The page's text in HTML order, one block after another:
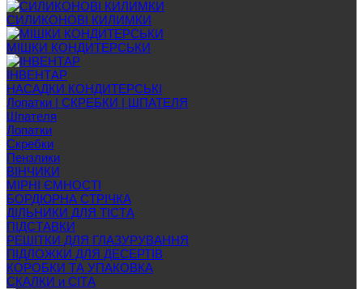
СИЛИКОНОВІ КИЛИМКИ
МІШКИ КОНДИТЕРСЬКИ
ІНВЕНТАР
НАСАДКИ КОНДИТЕРСЬКІ
Лопатки | СКРЕБКИ | ШПАТЕЛЯ
Шпателя
Лопатки
Скребки
Пензлики
ВІНЧИКИ
МІРНІ ЄМНОСТІ
БОРДЮРНА СТРІЧКА
ДІЛЬНИКИ ДЛЯ ТІСТА
ПІДСТАВКИ
РЕШІТКИ ДЛЯ ГЛАЗУРУВАННЯ
ПІДЛОЖКИ ДЛЯ ДЕСЕРТІВ
КОРОБКИ ТА УПАКОВКА
СКАЛКИ и СІТА